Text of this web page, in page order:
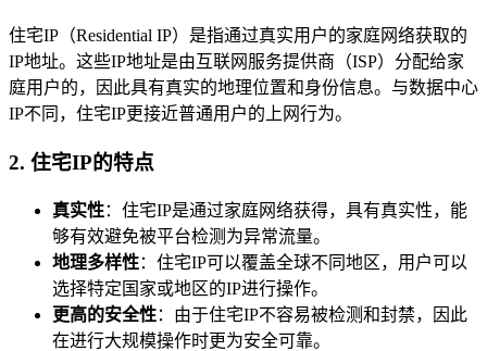
住宅IP（Residential IP）是指通过真实用户的家庭网络获取的
IP地址。这些IP地址是由互联网服务提供商（ISP）分配给家
庭用户的，因此具有真实的地理位置和身份信息。与数据中心
IP不同，住宅IP更接近普通用户的上网行为。
2. 住宅IP的特点
真实性：住宅IP是通过家庭网络获得，具有真实性，能
够有效避免被平台检测为异常流量。
地理多样性：住宅IP可以覆盖全球不同地区，用户可以
选择特定国家或地区的IP进行操作。
更高的安全性：由于住宅IP不容易被检测和封禁，因此
在进行大规模操作时更为安全可靠。